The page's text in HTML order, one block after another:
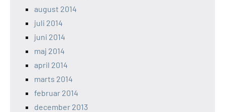
august 2014
juli 2014
juni 2014
maj 2014
april 2014
marts 2014
februar 2014
december 2013